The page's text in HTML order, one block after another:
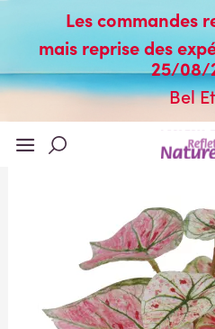
Les commandes
mais reprise des
25/08/
Bel